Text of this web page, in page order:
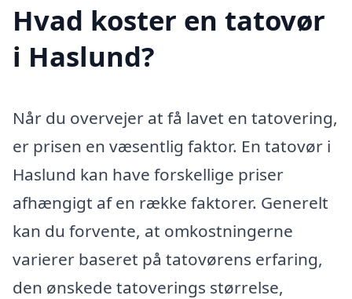
Hvad koster en tatovør
i Haslund?
Når du overvejer at få lavet en tatovering,
er prisen en væsentlig faktor. En tatovør i
Haslund kan have forskellige priser
afhængigt af en række faktorer. Generelt
kan du forvente, at omkostningerne
varierer baseret på tatovørens erfaring,
den ønskede tatoverings størrelse,